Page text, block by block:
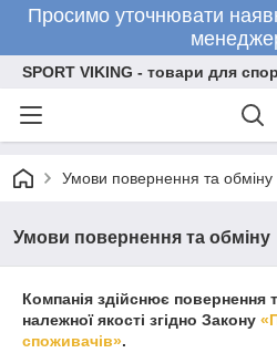
Просимо уточнювати
SPORT VIKING - товари для
Умови повернення та обміну
Умови повернення та обміну
Компанія здійснює повернення
належної якості згідно Закону
споживачів».